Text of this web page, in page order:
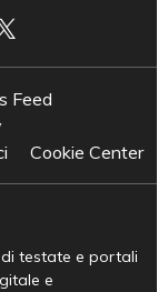
Feed
Cookie Center
testate e portali
e